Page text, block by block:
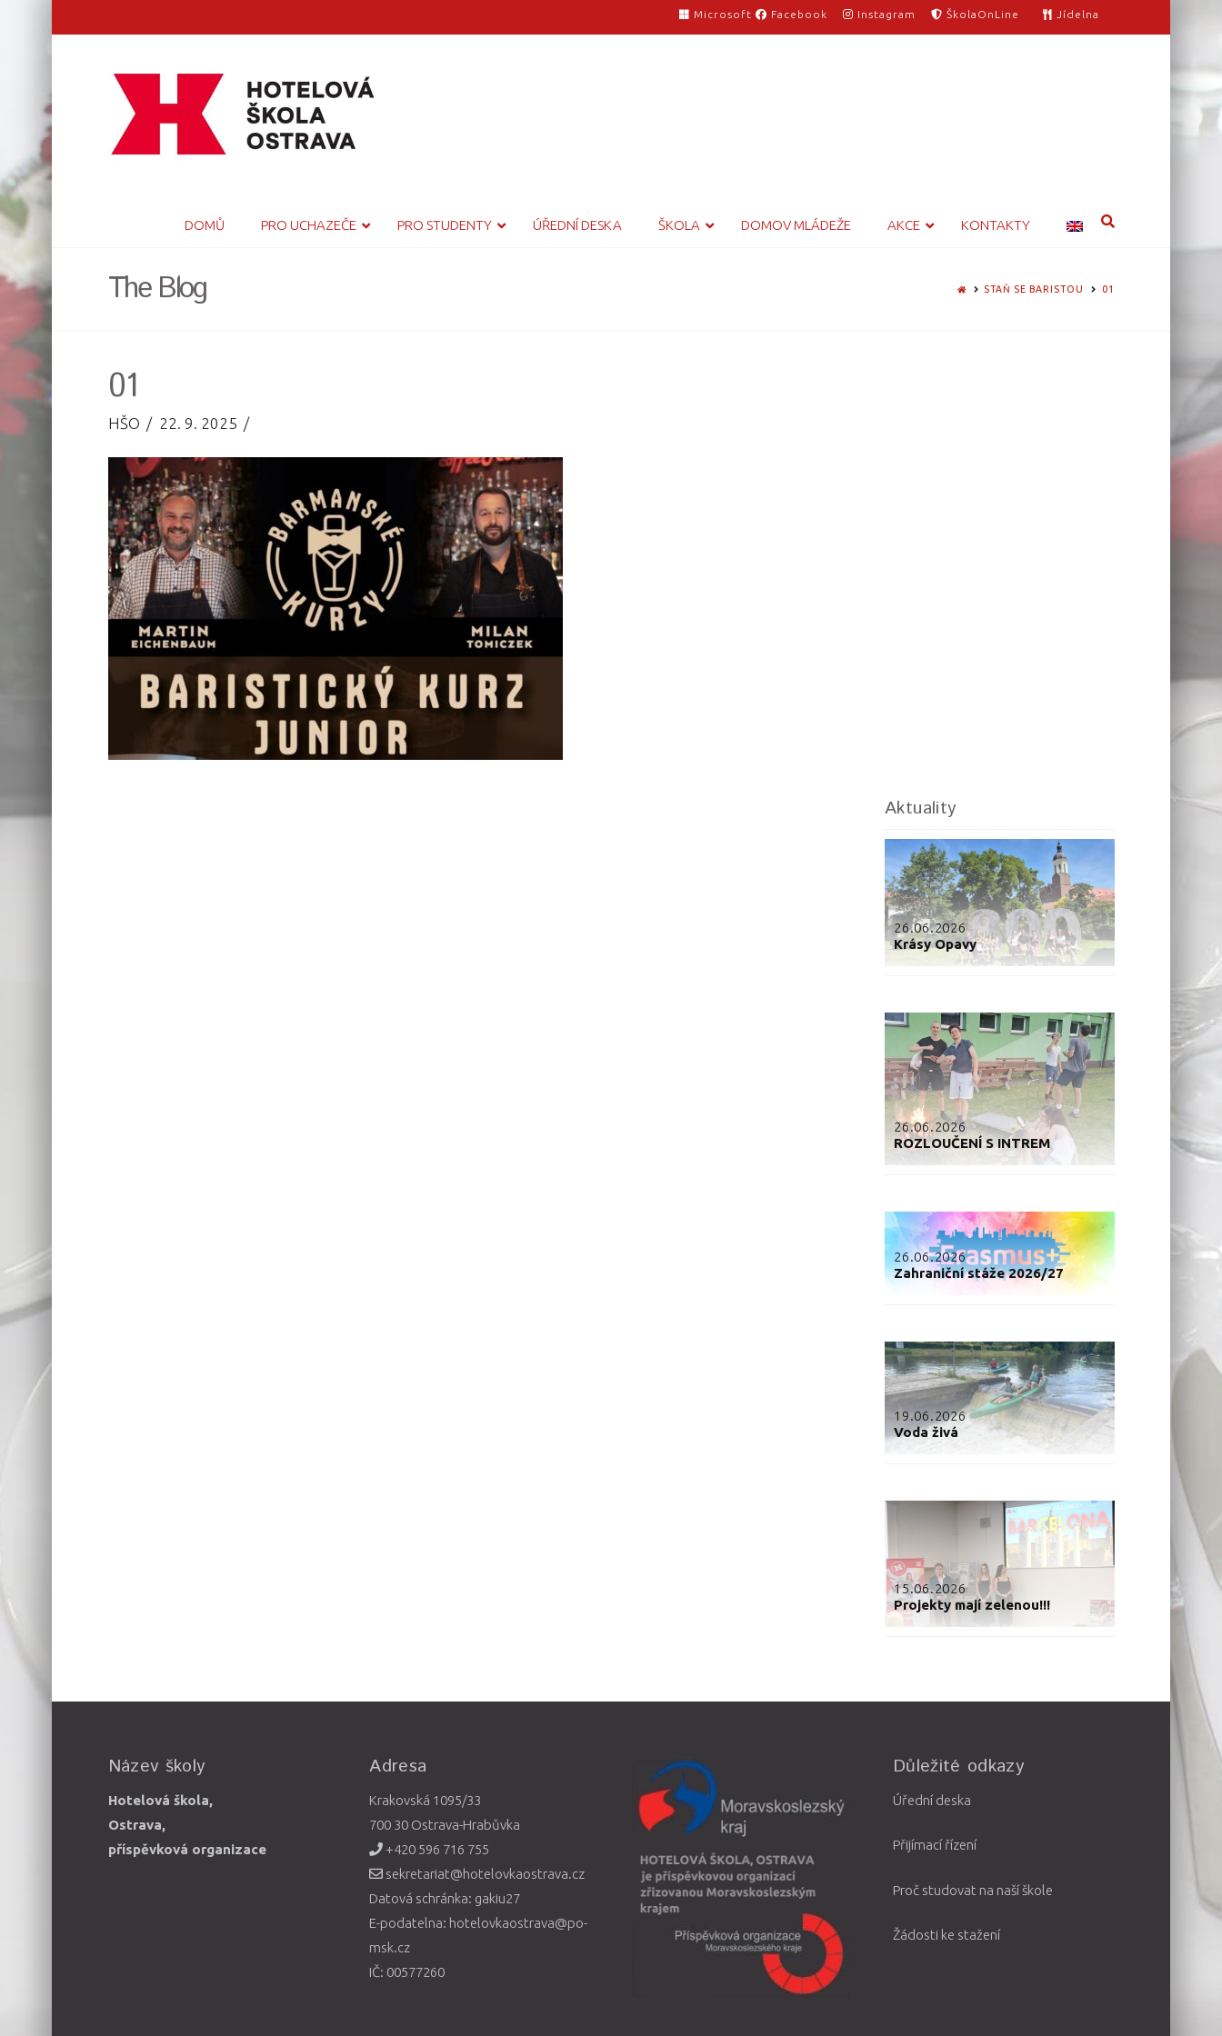
Microsoft Facebook Instagram ŠkolaOnLine Jídelna
DOMŮ PRO UCHAZEČE PRO STUDENTY ÚŘEDNÍ DESKA ŠKOLA DOMOV MLÁDEŽE AKCE KONTAKTY
The Blog HOMESTAŇ SE BARISTOU 01
01
HŠO 22. 9. 2025
Aktuality
26.06.2026
Krásy Opavy
26.06.2026
ROZLOUČENÍ S INTREM
26.06.2026
Zahraniční stáže 2026/27
19.06.2026
Voda živá
15.06.2026
Projekty mají zelenou!!!
Název školy
Hotelová škola,
Ostrava,
příspěvková organizace
Adresa
Krakovská 1095/33
700 30 Ostrava-Hrabůvka
+420 596 716 755
sekretariat@hotelovkaostrava.cz
Datová schránka: gakiu27
E-podatelna: hotelovkaostrava@po-
msk.cz
IČ: 00577260
Důležité odkazy
Úřední deska
Přijímací řízení
Proč studovat na naší škole
Žádosti ke stažení